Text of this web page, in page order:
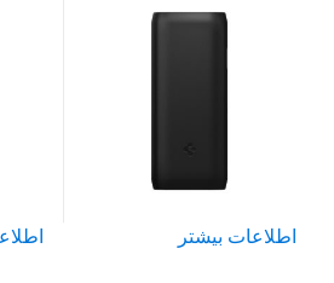
انتخاب
اطلاعات بیشتر